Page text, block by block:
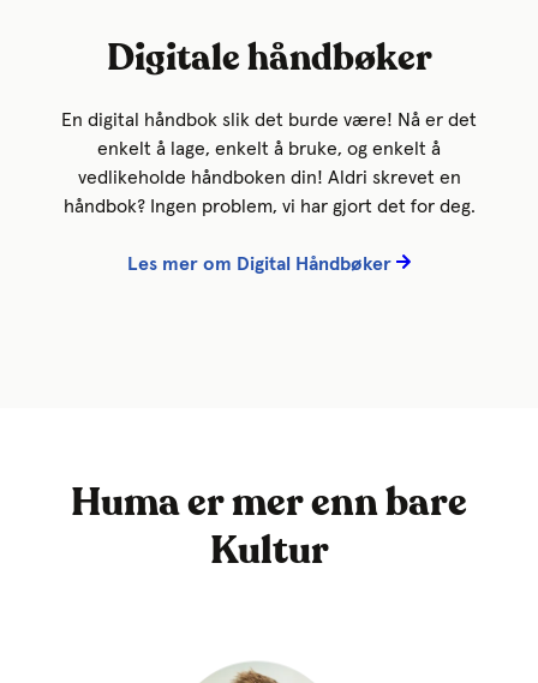
Digitale håndbøker
En digital håndbok slik det burde være! Nå er det
enkelt å lage, enkelt å bruke, og enkelt å
vedlikeholde håndboken din! Aldri skrevet en
håndbok? Ingen problem, vi har gjort det for deg.
Les mer om Digital Håndbøker
Huma er mer enn bare
Kultur